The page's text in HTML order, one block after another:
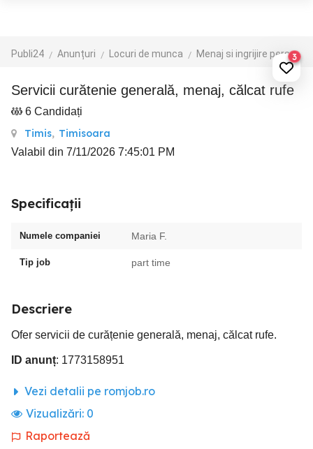
Publi24 Anunțuri Locuri de munca Menaj si ingrijire persoane3
Servicii curătenie generală, menaj, călcat rufe
6 Candidați
Timis, Timisoara
Valabil din 7/11/2026 7:45:01 PM
Specificații
Numele companiei Maria F.
Tip job part time
Descriere
Ofer servicii de curățenie generală, menaj, călcat rufe.
ID anunț: 1773158951
Vezi detalii pe romjob.ro
Vizualizări: 0
Raportează